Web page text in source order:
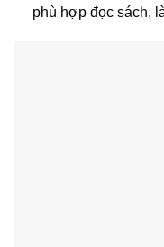
phù hợp đọc sách,